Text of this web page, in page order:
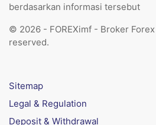
berdasarkan informasi tersebut
© 2026 - FOREXimf - Broker
reserved.
Sitemap
Legal & Regulation
Deposit & Withdrawal